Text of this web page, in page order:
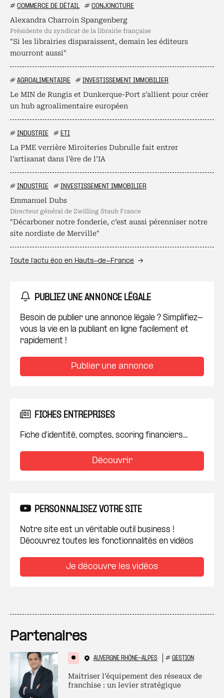
# COMMERCE DE DÉTAIL # CONJONCTURE
Alexandra Charroin Spangenberg
présidente du syndicat de la librairie française
"Si les librairies disparaissent, demain les éditeurs
mourront aussi"
# AGROALIMENTAIRE # INVESTISSEMENT IMMOBILIER
Le MIN de Rungis et Dunkerque-Port s’allient pour créer
un hub agroalimentaire européen
# INDUSTRIE # ETI
La PME verrière Miroiteries Dubrulle fait entrer
l’artisanat dans l’ère de l’IA
# INDUSTRIE # INVESTISSEMENT IMMOBILIER
Emmanuel Dubs
directeur général de Zwilling Staub France
"Décarboner notre fonderie, c’est aussi pérenniser notre
site nordiste de Merville"
Toute l’actu éco en Hauts-de-France
PUBLIEZ UNE ANNONCE LÉGALE
Besoin de publier une annonce légale ? Simplifiez-
vous la vie en la publiant en ligne facilement et
rapidement !
Publier une annonce
FICHES ENTREPRISES
Fiche d'identité, comptes, scoring financiers...
Découvrir
PERSONNALISEZ VOTRE SITE
Notre site est un véritable outil business !
Découvrez toutes les fonctionnalités en vidéos
Je découvre les vidéos
Partenaires
AUVERGNE RHÔNE-ALPES # GESTION
Maitriser l’équipement des réseaux de
franchise : un levier stratégique